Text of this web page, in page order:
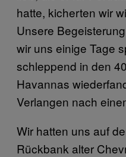
hatte, kicherten wir
Unsere
wir uns einige Tage
schleppend in den
Havannas
Verlangen nach
Wir hatten uns auf
Rückbank alter